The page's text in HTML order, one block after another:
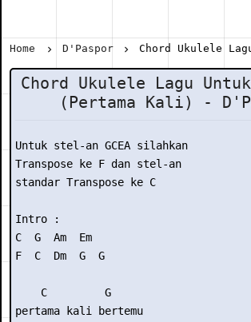
Home D'Paspor Chord Ukulele Lagu Untukmu
Chord Ukulele Lagu
(Pertama Kali) -
Untuk stel-an GCEA silahkan
Transpose ke F dan stel-an
standar Transpose ke C
Intro :
C  G  Am  Em
F  C  Dm  G  G
    C         G
pertama kali bertemu